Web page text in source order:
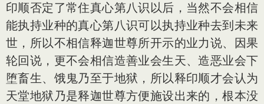
印顺否定了常住真心第八识以后，当然不会相信
能执持业种的真心第八识可以执持业种去到未来
世，所以不相信释迦世尊所开示的业力说、因果
轮回说，更不会相信造善业会生天、造恶业会下
堕畜生、饿鬼乃至于地狱，所以释印顺才会认为
天堂地狱乃是释迦世尊方便施设出来的，根本没